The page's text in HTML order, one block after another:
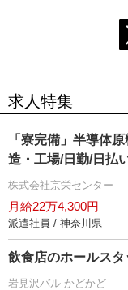
求人特集
「寮完備」半導体
造・工場/日勤/日払
株式会社京栄センター
月給22万4,300円
派遣社員 / 神奈川県
飲食店のホールスタ
見沢バル かどかど